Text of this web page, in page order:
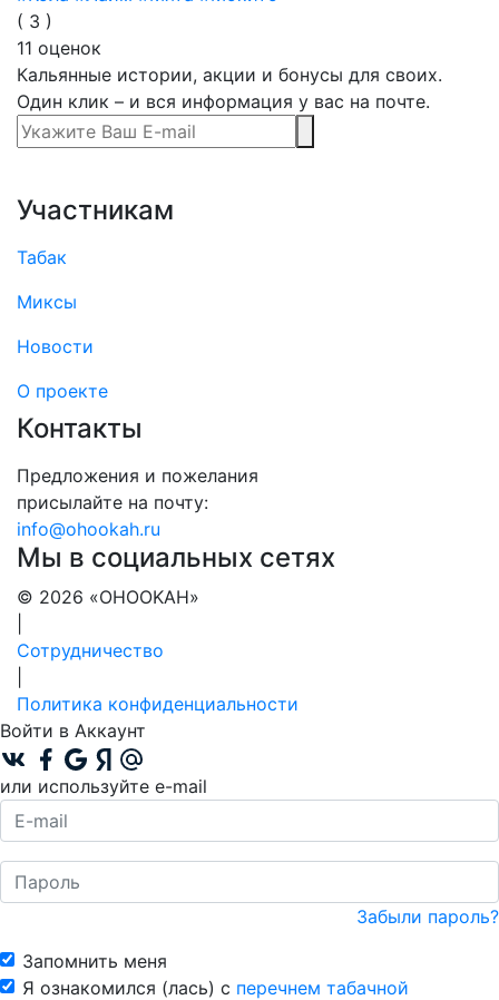
( 3 )
11 оценок
Кальянные истории, акции и бонусы для своих.
Один клик – и вся информация у вас на почте.
Участникам
Табак
Миксы
Новости
О проекте
Контакты
Предложения и пожелания
присылайте на почту:
info@ohookah.ru
Мы в социальных сетях
© 2026 «OHOOKAH»
Сотрудничество
Политика конфиденциальности
Войти в Аккаунт
или используйте e-mail
Забыли пароль?
Запомнить меня
Я ознакомился (лась) с перечнем табачной